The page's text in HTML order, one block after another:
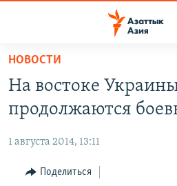
Вернуться
основному
содержанию
Вернутся
навигации
УЗБЕКИСТАН
ТАДЖИКИСТАН
ВОЙНА В УКРАИНЕ
НА ДРУГИХ ЯЗЫКАХ
ҚАЗАҚША
НОВОСТИ
На востоке
продолжаются
1 августа 2014, 13:11
Поделиться